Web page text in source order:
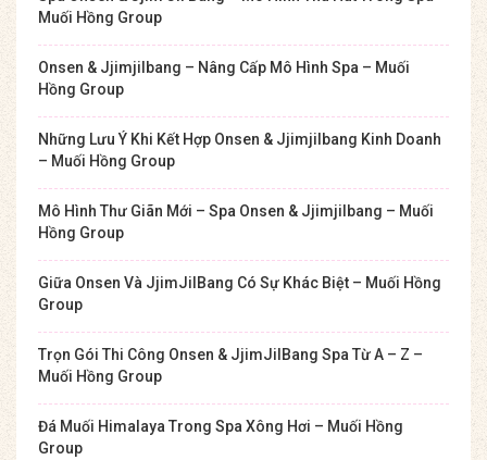
Muối Hồng Group
Onsen & Jjimjilbang – Nâng Cấp Mô Hình Spa – Muối
Hồng Group
Những Lưu Ý Khi Kết Hợp Onsen & Jjimjilbang Kinh Doanh
– Muối Hồng Group
Mô Hình Thư Giãn Mới – Spa Onsen & Jjimjilbang – Muối
Hồng Group
Giữa Onsen Và JjimJilBang Có Sự Khác Biệt – Muối Hồng
Group
Trọn Gói Thi Công Onsen & JjimJilBang Spa Từ A – Z –
Muối Hồng Group
Đá Muối Himalaya Trong Spa Xông Hơi – Muối Hồng
Group